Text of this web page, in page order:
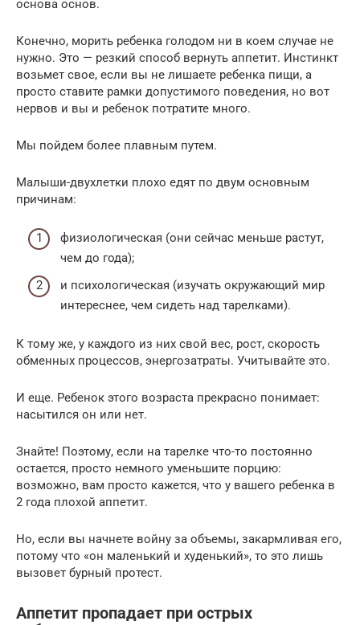
основа основ.
Конечно, морить ребенка голодом ни в коем случае не
нужно. Это — резкий способ вернуть аппетит. Инстинкт
возьмет свое, если вы не лишаете ребенка пищи, а
просто ставите рамки допустимого поведения, но вот
нервов и вы и ребенок потратите много.
Мы пойдем более плавным путем.
Малыши-двухлетки плохо едят по двум основным
причинам:
физиологическая (они сейчас меньше растут,
чем до года);
и психологическая (изучать окружающий мир
интереснее, чем сидеть над тарелками).
К тому же, у каждого из них свой вес, рост, скорость
обменных процессов, энергозатраты. Учитывайте это.
И еще. Ребенок этого возраста прекрасно понимает:
насытился он или нет.
Знайте! Поэтому, если на тарелке что-то постоянно
остается, просто немного уменьшите порцию:
возможно, вам просто кажется, что у вашего ребенка в
2 года плохой аппетит.
Но, если вы начнете войну за объемы, закармливая его,
потому что «он маленький и худенький», то это лишь
вызовет бурный протест.
Аппетит пропадает при острых